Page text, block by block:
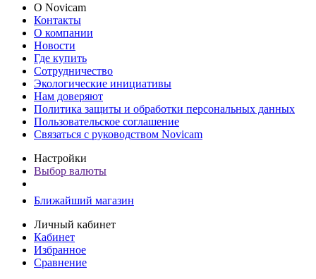
О Novicam
Контакты
О компании
Новости
Где купить
Сотрудничество
Экологические инициативы
Нам доверяют
Политика защиты и обработки персональных данных
Пользовательское соглашение
Связаться с руководством Novicam
Настройки
Выбор валюты
Ближайший магазин
Личный кабинет
Кабинет
Избранное
Сравнение